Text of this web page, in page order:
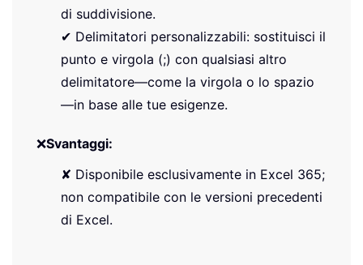
di suddivisione.
✔ Delimitatori personalizzabili: sostituisci il
punto e virgola (;) con qualsiasi altro
delimitatore—come la virgola o lo spazio
—in base alle tue esigenze.
❌Svantaggi:
✘ Disponibile esclusivamente in Excel 365;
non compatibile con le versioni precedenti
di Excel.